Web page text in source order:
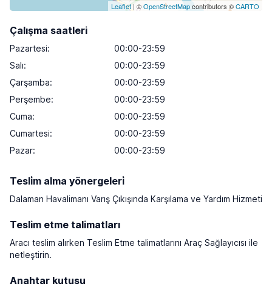
Leaflet | ©OpenStreetMapcontributors ©CARTO
Çalışma saatleri
Pazartesi:
00:00-23:59
Salı:
00:00-23:59
Çarşamba:
00:00-23:59
Perşembe:
00:00-23:59
Cuma:
00:00-23:59
Cumartesi:
00:00-23:59
Pazar: 00:00-23:59
Tesli̇m alma yönergeleri̇
Dalaman Havalimanı Varış Çıkışında Karşılama ve Yardım Hizmeti
Teslim etme talimatları
Aracı teslim alırken Teslim Etme talimatlarını Araç Sağlayıcısı ile
netleştirin.
Anahtar kutusu